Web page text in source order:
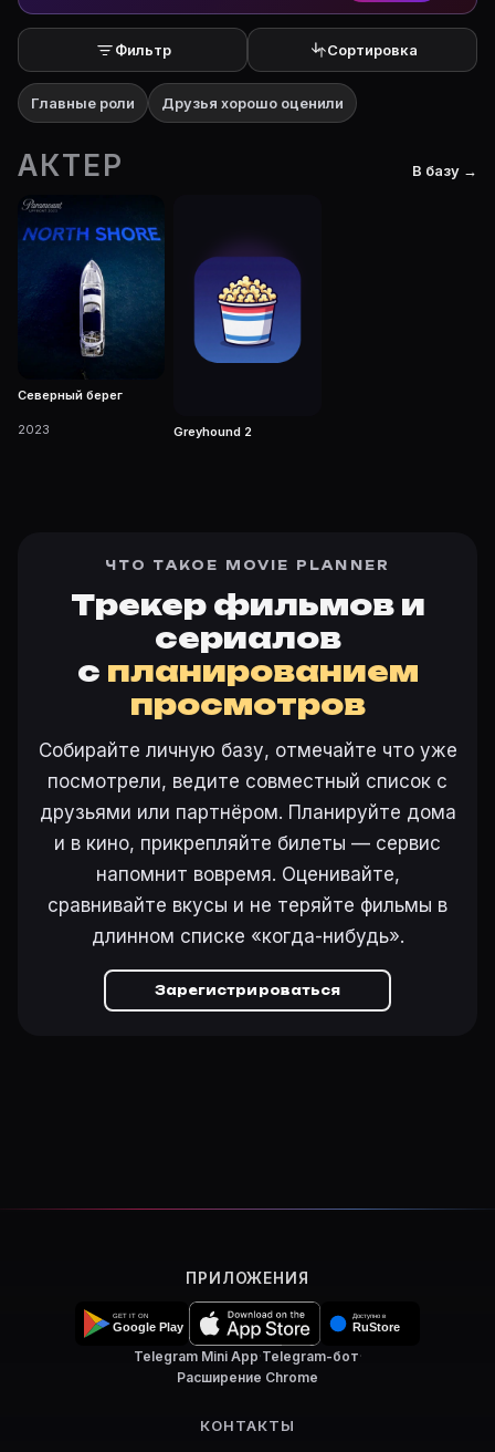
Фильтр Сортировка
Главные роли Друзья хорошо оценили
АКТЕР В базу →
Северный берег
2023 Greyhound 2
ЧТО ТАКОЕ MOVIE PLANNER
Трекер фильмов и
сериалов
с планированием
просмотров
Собирайте личную базу, отмечайте что уже
посмотрели, ведите совместный список с
друзьями или партнёром. Планируйте дома
и в кино, прикрепляйте билеты — сервис
напомнит вовремя. Оценивайте,
сравнивайте вкусы и не теряйте фильмы в
длинном списке «когда-нибудь».
Зарегистрироваться
ПРИЛОЖЕНИЯ
Telegram Mini App·Telegram-бот·
Расширение Chrome
КОНТАКТЫ